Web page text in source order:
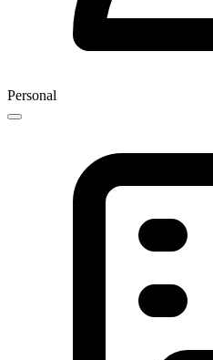
Personal